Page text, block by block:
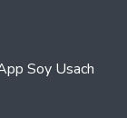
Soy Usach